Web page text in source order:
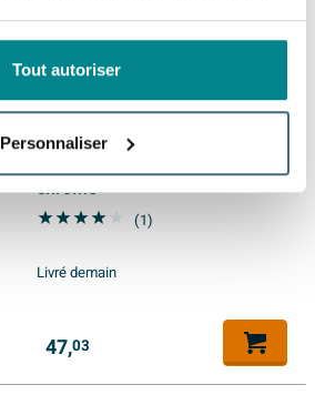
Tout autoriser
Personnaliser
29,
Hansgrohe Addstoris porte-
rouleau WC avec tablette
chrome
(1)
Livré demain
47,03